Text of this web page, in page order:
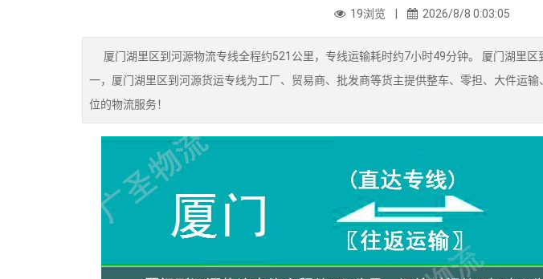
19浏览 | 2026/8/8 0:03:05
厦门湖里区到河源物流专线全程约521公里，专线运输耗时约7小时49分钟。 厦门湖里区
一，厦门湖里区到河源货运专线为工厂、贸易商、批发商等货主提供整车、零担、大件运
位的物流服务！